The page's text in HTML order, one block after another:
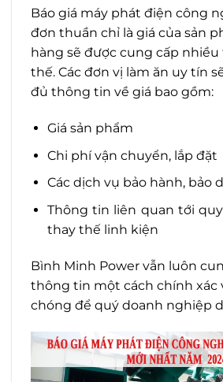
Báo giá máy phát điện công
đơn thuần chỉ là giá của sản
hàng sẽ được cung cấp
thế. Các đơn vị làm ăn uy tín
đủ thông tin về giá bao gồm:
Giá sản phẩm
Chi phí vận chuyển, lắp đặt
Các dịch vụ bảo hành, bảo
Thông tin liên quan tới
thay thế linh kiện
Bình Minh Power vẫn luôn
thông tin một cách chính xác
chóng để quý doanh nghiệp